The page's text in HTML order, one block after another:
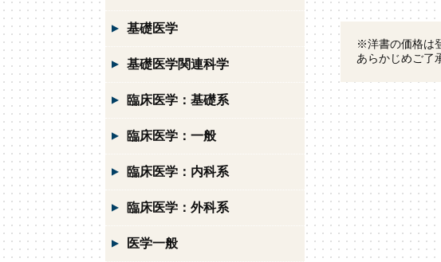
※洋書の価格は
あらかじめご了
基礎医学
基礎医学関連科学
臨床医学：基礎系
臨床医学：一般
臨床医学：内科系
臨床医学：外科系
医学一般